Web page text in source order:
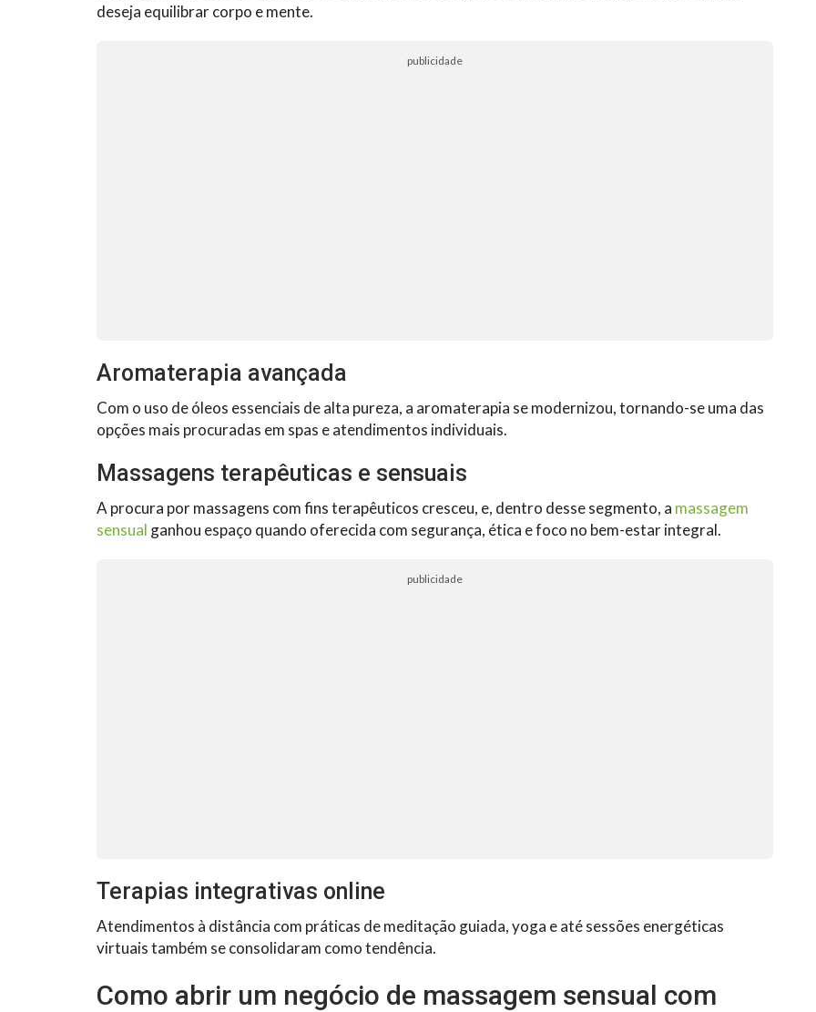
deseja equilibrar corpo e mente.
publicidade
Aromaterapia avançada
Com o uso de óleos essenciais de alta pureza, a aromaterapia se modernizou, tornando-se uma das
opções mais procuradas em spas e atendimentos individuais.
Massagens terapêuticas e sensuais
A procura por massagens com fins terapêuticos cresceu, e, dentro desse segmento, a massagem
sensual ganhou espaço quando oferecida com segurança, ética e foco no bem-estar integral.
publicidade
Terapias integrativas online
Atendimentos à distância com práticas de meditação guiada, yoga e até sessões energéticas
virtuais também se consolidaram como tendência.
Como abrir um negócio de massagem sensual com